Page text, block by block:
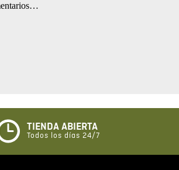
producto de 1 a 5 estrellas
☆ ☆
TIENDA ABIERTA
Todos los días 24/7